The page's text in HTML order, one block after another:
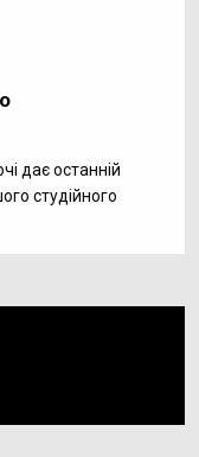
дає останній
студійного